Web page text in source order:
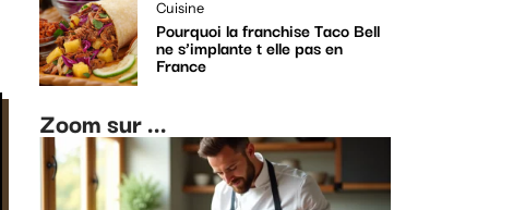
Cuisine
Pourquoi la franchise Taco Bell
ne s’implante t elle pas en
France
Zoom sur ...